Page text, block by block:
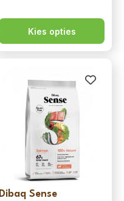
Kies opties
Dibaq Sense